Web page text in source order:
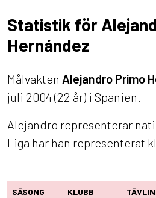
Statistik för
Hernández
Målvakten Alejandro Primo
juli 2004 (22 år) i Spanien.
Alejandro representerar
Liga har han representerat
SÄSONG KLUBB